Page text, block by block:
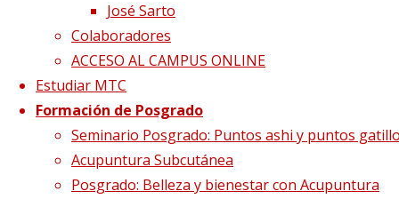
José Sarto
Colaboradores
ACCESO AL CAMPUS ONLINE
Estudiar MTC
Formación de Posgrado
Seminario Posgrado: Puntos ashi y puntos
Acupuntura Subcutánea
Posgrado: Belleza y bienestar con Acupuntura
Página de InicioPublicaciones etiquetadas "pasiones"
Etiqueta:pasiones